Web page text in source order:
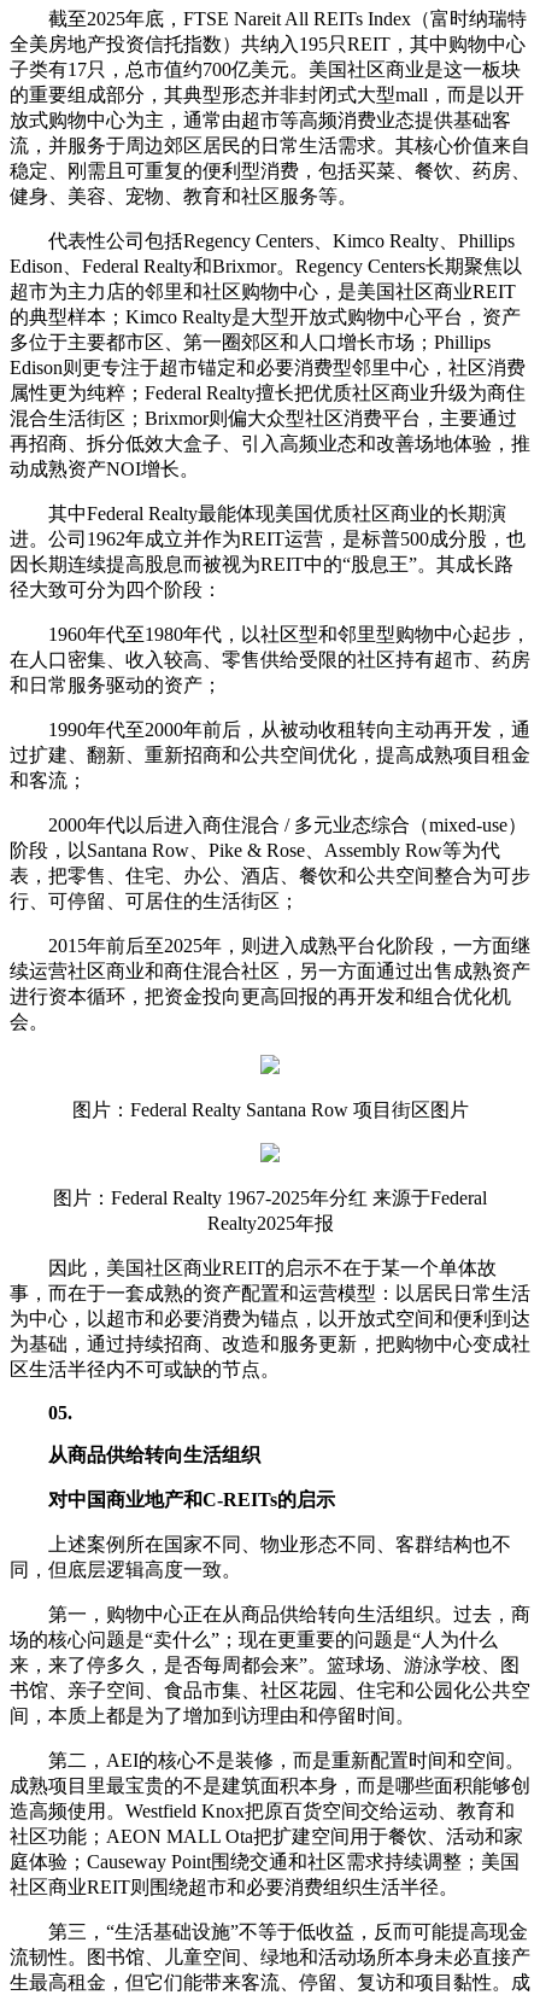
截至2025年底，FTSE Nareit All REITs Index（富时纳瑞特
全美房地产投资信托指数）共纳入195只REIT，其中购物中心
子类有17只，总市值约700亿美元。美国社区商业是这一板块
的重要组成部分，其典型形态并非封闭式大型mall，而是以开
放式购物中心为主，通常由超市等高频消费业态提供基础客
流，并服务于周边郊区居民的日常生活需求。其核心价值来自
稳定、刚需且可重复的便利型消费，包括买菜、餐饮、药房、
健身、美容、宠物、教育和社区服务等。
代表性公司包括Regency Centers、Kimco Realty、Phillips
Edison、Federal Realty和Brixmor。Regency Centers长期聚焦以
超市为主力店的邻里和社区购物中心，是美国社区商业REIT
的典型样本；Kimco Realty是大型开放式购物中心平台，资产
多位于主要都市区、第一圈郊区和人口增长市场；Phillips
Edison则更专注于超市锚定和必要消费型邻里中心，社区消费
属性更为纯粹；Federal Realty擅长把优质社区商业升级为商住
混合生活街区；Brixmor则偏大众型社区消费平台，主要通过
再招商、拆分低效大盒子、引入高频业态和改善场地体验，推
动成熟资产NOI增长。
其中Federal Realty最能体现美国优质社区商业的长期演
进。公司1962年成立并作为REIT运营，是标普500成分股，也
因长期连续提高股息而被视为REIT中的“股息王”。其成长路
径大致可分为四个阶段：
1960年代至1980年代，以社区型和邻里型购物中心起步，
在人口密集、收入较高、零售供给受限的社区持有超市、药房
和日常服务驱动的资产；
1990年代至2000年前后，从被动收租转向主动再开发，通
过扩建、翻新、重新招商和公共空间优化，提高成熟项目租金
和客流；
2000年代以后进入商住混合 / 多元业态综合（mixed-use）
阶段，以Santana Row、Pike & Rose、Assembly Row等为代
表，把零售、住宅、办公、酒店、餐饮和公共空间整合为可步
行、可停留、可居住的生活街区；
2015年前后至2025年，则进入成熟平台化阶段，一方面继
续运营社区商业和商住混合社区，另一方面通过出售成熟资产
进行资本循环，把资金投向更高回报的再开发和组合优化机
会。
图片：Federal Realty Santana Row 项目街区图片
图片：Federal Realty 1967-2025年分红 来源于Federal
Realty2025年报
因此，美国社区商业REIT的启示不在于某一个单体故
事，而在于一套成熟的资产配置和运营模型：以居民日常生活
为中心，以超市和必要消费为锚点，以开放式空间和便利到达
为基础，通过持续招商、改造和服务更新，把购物中心变成社
区生活半径内不可或缺的节点。
05.
从商品供给转向生活组织
对中国商业地产和C-REITs的启示
上述案例所在国家不同、物业形态不同、客群结构也不
同，但底层逻辑高度一致。
第一，购物中心正在从商品供给转向生活组织。过去，商
场的核心问题是“卖什么”；现在更重要的问题是“人为什么
来，来了停多久，是否每周都会来”。篮球场、游泳学校、图
书馆、亲子空间、食品市集、社区花园、住宅和公园化公共空
间，本质上都是为了增加到访理由和停留时间。
第二，AEI的核心不是装修，而是重新配置时间和空间。
成熟项目里最宝贵的不是建筑面积本身，而是哪些面积能够创
造高频使用。Westfield Knox把原百货空间交给运动、教育和
社区功能；AEON MALL Ota把扩建空间用于餐饮、活动和家
庭体验；Causeway Point围绕交通和社区需求持续调整；美国
社区商业REIT则围绕超市和必要消费组织生活半径。
第三，“生活基础设施”不等于低收益，反而可能提高现金
流韧性。图书馆、儿童空间、绿地和活动场所本身未必直接产
生最高租金，但它们能带来客流、停留、复访和项目黏性。成